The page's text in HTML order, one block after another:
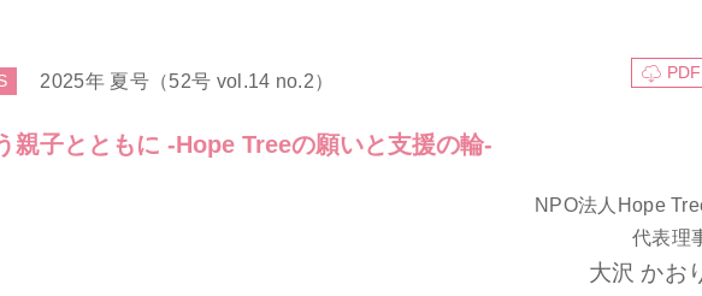
2025年 夏号（52号 vol.14 no.2） PDF
親子とともに -Hope Treeの願いと支援の輪-
NPO法人Hope
代表理
大沢 かお